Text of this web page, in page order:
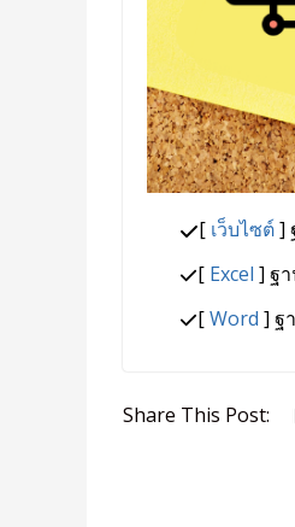
[ เว็บไซต์]
[ Excel ] ฐ
[Word ] ฐ
Share This Post: